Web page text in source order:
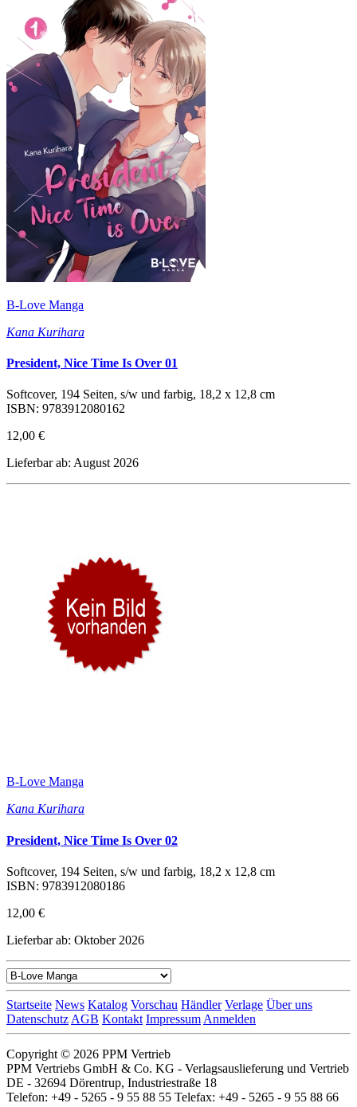
B-Love Manga
Kana Kurihara
President, Nice Time Is Over 01
Softcover, 194 Seiten, s/w und farbig, 18,2 x 12,8 cm
ISBN: 9783912080162
12,00 €
Lieferbar ab: August 2026
B-Love Manga
Kana Kurihara
President, Nice Time Is Over 02
Softcover, 194 Seiten, s/w und farbig, 18,2 x 12,8 cm
ISBN: 9783912080186
12,00 €
Lieferbar ab: Oktober 2026
Startseite News Katalog Vorschau Händler Verlage Über uns
Datenschutz AGB Kontakt Impressum Anmelden
Copyright © 2026 PPM Vertrieb
PPM Vertriebs GmbH & Co. KG - Verlagsauslieferung und Vertrieb
DE - 32694 Dörentrup, Industriestraße 18
Telefon: +49 - 5265 - 9 55 88 55 Telefax: +49 - 5265 - 9 55 88 66